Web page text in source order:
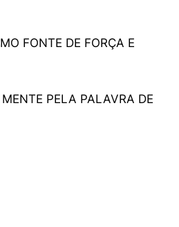
FONTE DE FORÇA E
PELA PALAVRA DE